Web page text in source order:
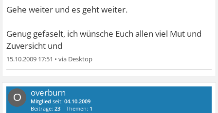
Gehe weiter und es geht weiter.
Genug gefaselt, ich wünsche Euch allen viel Mut und
Zuversicht und
15.10.2009 17:51 •
O overburn
Mitglied seit:04.10.2009
Beiträge:23 Themen: 1